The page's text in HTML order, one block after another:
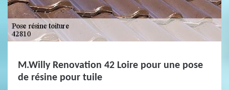
M.Willy Renovation 42 Loire pour une pose
de résine pour tuile